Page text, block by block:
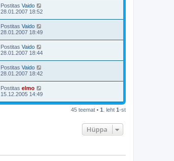
Postitas Vaido
28.01.2007 18:52
Postitas Vaido
28.01.2007 18:49
Postitas Vaido
28.01.2007 18:44
Postitas Vaido
28.01.2007 18:42
Postitas elmo
15.12.2005 14:49
45 teemat • 1 . leht 1-st
Hüppa